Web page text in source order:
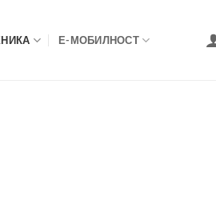
Е-МОБИЛНОСТ